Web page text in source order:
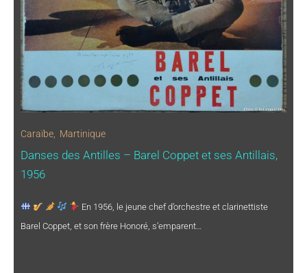
Caraïbe Martinique
Danses des Antilles – Barel Coppet et ses Antillais,
1956
En 1956, le jeune chef d’orchestre et clarinettiste
Barel Coppet, et son frère Honoré, s’emparent…